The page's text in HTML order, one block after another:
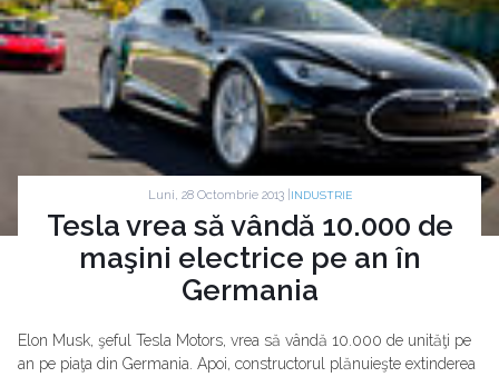
Luni, 28 Octombrie 2013 | INDUSTRIE
Tesla vrea să vândă 10.000 de
maşini electrice pe an în
Germania
Elon Musk, şeful Tesla Motors, vrea să vândă 10.000 de unităţi pe
an pe piaţa din Germania. Apoi, constructorul plănuieşte extinderea